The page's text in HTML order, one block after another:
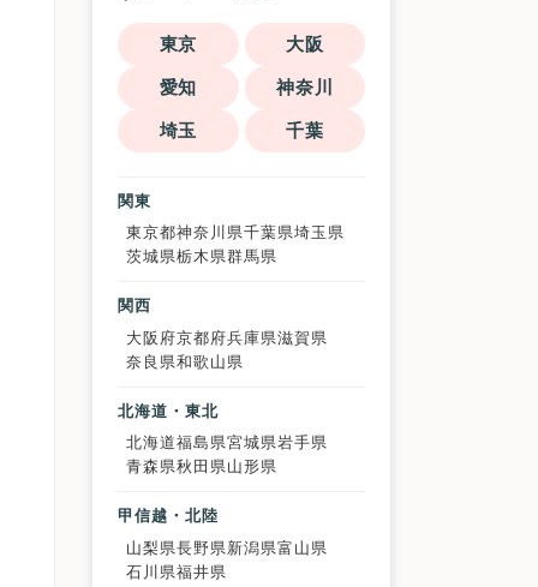
東京 大阪
愛知 神奈川
埼玉 千葉
関東
東京都神奈川県千葉県埼玉県
茨城県栃木県群馬県
関西
大阪府京都府兵庫県滋賀県
奈良県和歌山県
北海道・東北
北海道福島県宮城県岩手県
青森県秋田県山形県
甲信越・北陸
山梨県長野県 新潟県富山県
石川県福井県